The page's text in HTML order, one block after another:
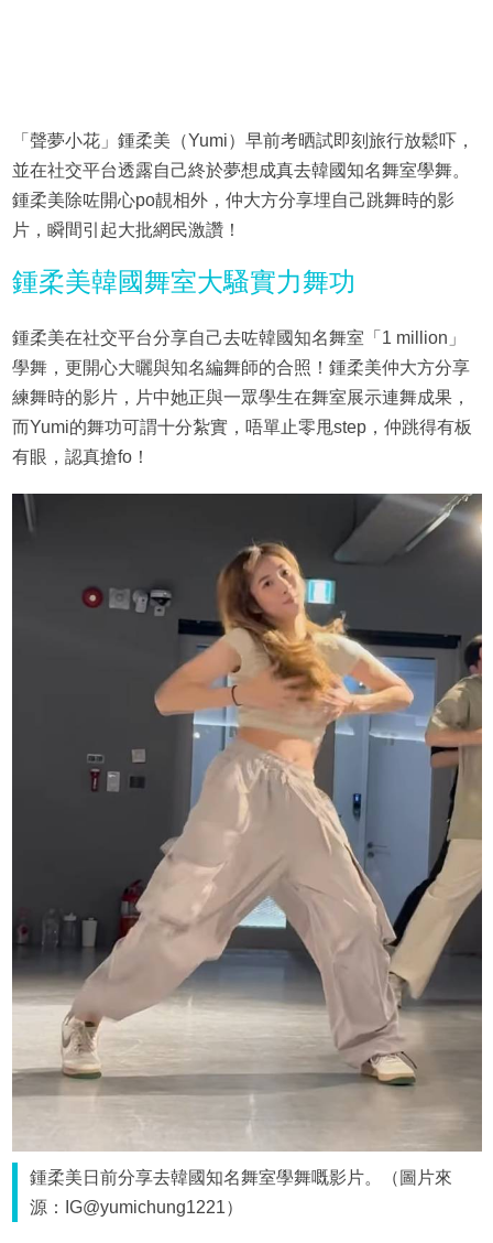
「聲夢小花」鍾柔美（Yumi）早前考晒試即刻旅行放鬆吓，
並在社交平台透露自己終於夢想成真去韓國知名舞室學舞。
鍾柔美除咗開心po靚相外，仲大方分享埋自己跳舞時的影
片，瞬間引起大批網民激讚！
鍾柔美韓國舞室大騷實力舞功
鍾柔美在社交平台分享自己去咗韓國知名舞室「1 million」
學舞，更開心大曬與知名編舞師的合照！鍾柔美仲大方分享
練舞時的影片，片中她正與一眾學生在舞室展示連舞成果，
而Yumi的舞功可謂十分紮實，唔單止零甩step，仲跳得有板
有眼，認真搶fo！
鍾柔美日前分享去韓國知名舞室學舞嘅影片。（圖片來
源：IG@yumichung1221）